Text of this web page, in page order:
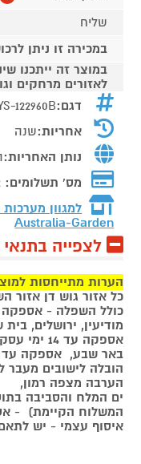
שליח
במכירה זו ניתן לרכוש עד 1 בעלות
במוצר זה ייתכנו
לאזורים מרחקים
דגם:122960B
אחריות:שנה
נותן האחריות:
מס' תשלומים:
למגוון
Australia-Garden
לצפייה
הערות מתייחסות
כל אזור גוש דן אזור
כולל השפלה - אספקה עד 14 ימי
מודיעין, ירושלים,
אספקה עד 14 ימי עסקים.
באר שבע, אספקה עד 21 ימי עסקים - ללא תוספת תשלום.
הובלה לישובים מעבר
הערבה מצפה רמון,
המשלוח הקיימת) - אספקה עד
איסוף עצמי - יש